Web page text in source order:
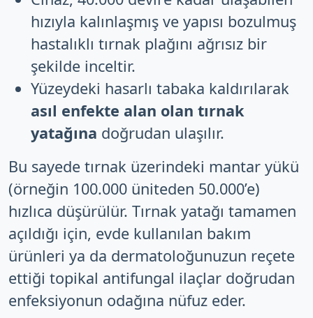
hızıyla kalınlaşmış ve yapısı bozulmuş
hastalıklı tırnak plağını ağrısız bir
şekilde inceltir.
Yüzeydeki hasarlı tabaka kaldırılarak
asıl enfekte alan olan tırnak
yatağına doğrudan ulaşılır.
Bu sayede tırnak üzerindeki mantar yükü
(örneğin 100.000 üniteden 50.000’e)
hızlıca düşürülür. Tırnak yatağı tamamen
açıldığı için, evde kullanılan bakım
ürünleri ya da dermatoloğunuzun reçete
ettiği topikal antifungal ilaçlar doğrudan
enfeksiyonun odağına nüfuz eder.